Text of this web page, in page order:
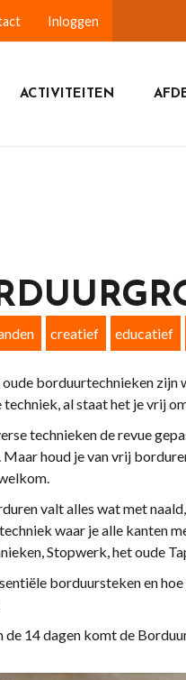
Inloggen
ACTIVITEITEN
creatief educatief
oude borduurtechnieken zijn
al staat het je vrij
technieken de revue
houd je van vrij
valt alles wat met
waar je alle kanten
Stopwerk, het oude
borduursteken en
de 14 dagen komt de